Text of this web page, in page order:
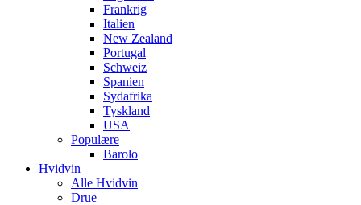
Frankrig
Italien
New Zealand
Portugal
Schweiz
Spanien
Sydafrika
Tyskland
USA
Populære
Barolo
Hvidvin
Alle Hvidvin
Drue